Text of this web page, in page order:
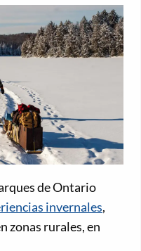
de Ontario
invernales,
zonas rurales, en